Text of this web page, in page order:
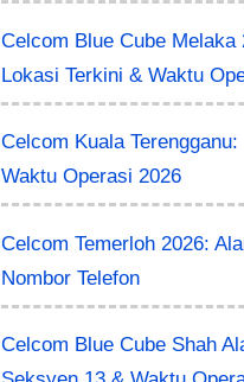
Celcom Blue Cube Melaka
Lokasi Terkini & Waktu
Celcom Kuala
Waktu Operasi 2026
Celcom Temerloh 2026:
Nombor Telefon
Celcom Blue Cube Shah